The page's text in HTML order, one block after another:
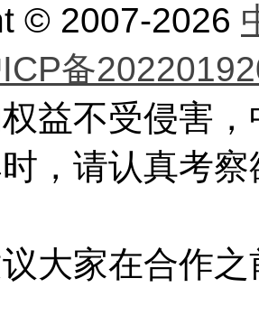
© 2007-2026
备
益不受侵害
，请认真考
大家在合作